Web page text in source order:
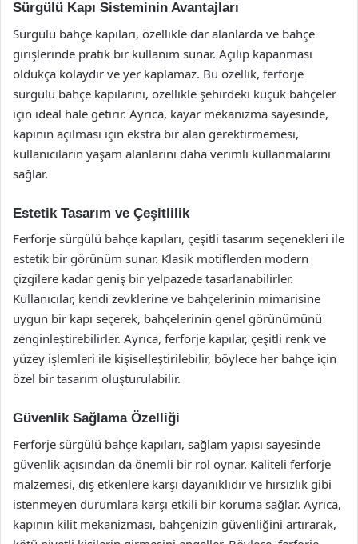
Sürgülü Kapı Sisteminin Avantajları
Sürgülü bahçe kapıları, özellikle dar alanlarda ve bahçe
girişlerinde pratik bir kullanım sunar. Açılıp kapanması
oldukça kolaydır ve yer kaplamaz. Bu özellik, ferforje
sürgülü bahçe kapılarını, özellikle şehirdeki küçük bahçeler
için ideal hale getirir. Ayrıca, kayar mekanizma sayesinde,
kapının açılması için ekstra bir alan gerektirmemesi,
kullanıcıların yaşam alanlarını daha verimli kullanmalarını
sağlar.
Estetik Tasarım ve Çeşitlilik
Ferforje sürgülü bahçe kapıları, çeşitli tasarım seçenekleri ile
estetik bir görünüm sunar. Klasik motiflerden modern
çizgilere kadar geniş bir yelpazede tasarlanabilirler.
Kullanıcılar, kendi zevklerine ve bahçelerinin mimarisine
uygun bir kapı seçerek, bahçelerinin genel görünümünü
zenginleştirebilirler. Ayrıca, ferforje kapılar, çeşitli renk ve
yüzey işlemleri ile kişiselleştirilebilir, böylece her bahçe için
özel bir tasarım oluşturulabilir.
Güvenlik Sağlama Özelliği
Ferforje sürgülü bahçe kapıları, sağlam yapısı sayesinde
güvenlik açısından da önemli bir rol oynar. Kaliteli ferforje
malzemesi, dış etkenlere karşı dayanıklıdır ve hırsızlık gibi
istenmeyen durumlara karşı etkili bir koruma sağlar. Ayrıca,
kapının kilit mekanizması, bahçenizin güvenliğini artırarak,